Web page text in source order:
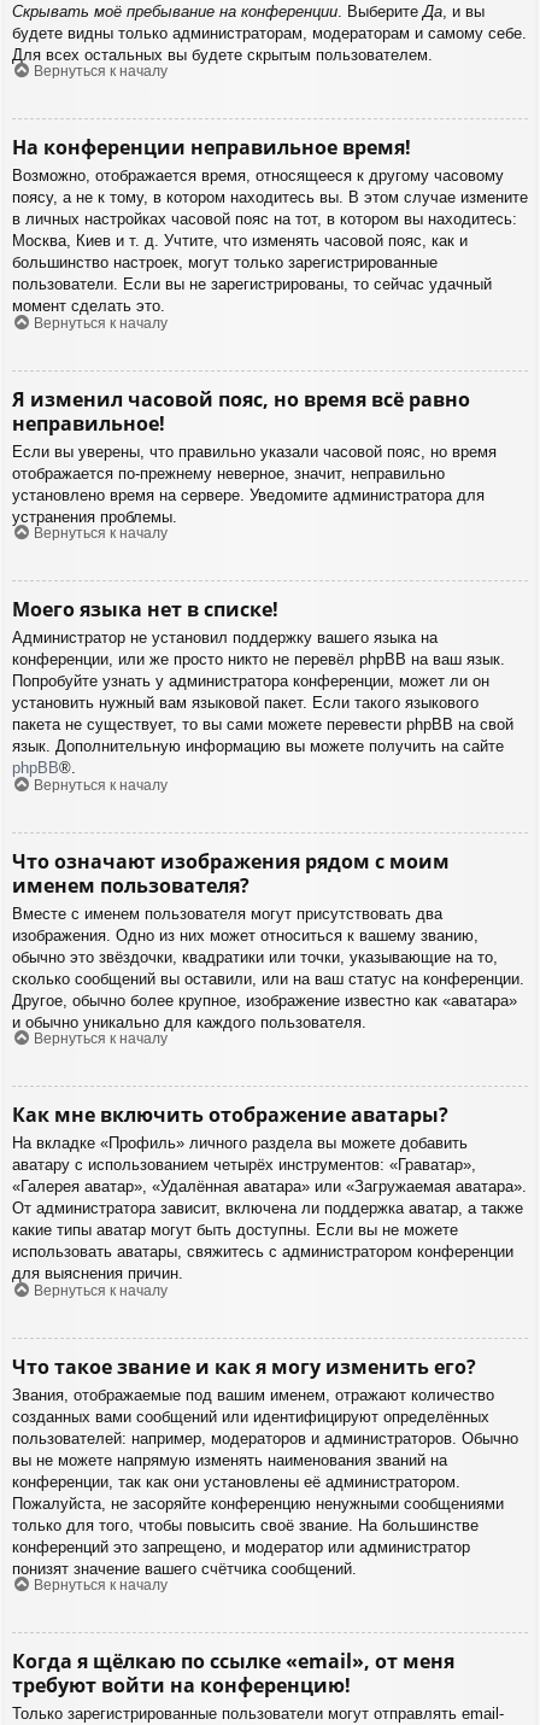
Скрывать моё пребывание на конференции . Выберите Да , и вы
будете видны только администраторам, модераторам и самому себе.
Для всех остальных вы будете скрытым пользователем.
Вернуться к началу
На конференции неправильное время!
Возможно, отображается время, относящееся к другому часовому
поясу, а не к тому, в котором находитесь вы. В этом случае измените
в личных настройках часовой пояс на тот, в котором вы находитесь:
Москва, Киев и т. д. Учтите, что изменять часовой пояс, как и
большинство настроек, могут только зарегистрированные
пользователи. Если вы не зарегистрированы, то сейчас удачный
момент сделать это.
Вернуться к началу
Я изменил часовой пояс, но время всё равно
неправильное!
Если вы уверены, что правильно указали часовой пояс, но время
отображается по-прежнему неверное, значит, неправильно
установлено время на сервере. Уведомите администратора для
устранения проблемы.
Вернуться к началу
Моего языка нет в списке!
Администратор не установил поддержку вашего языка на
конференции, или же просто никто не перевёл phpBB на ваш язык.
Попробуйте узнать у администратора конференции, может ли он
установить нужный вам языковой пакет. Если такого языкового
пакета не существует, то вы сами можете перевести phpBB на свой
язык. Дополнительную информацию вы можете получить на сайте
phpBB®.
Вернуться к началу
Что означают изображения рядом с моим
именем пользователя?
Вместе с именем пользователя могут присутствовать два
изображения. Одно из них может относиться к вашему званию,
обычно это звёздочки, квадратики или точки, указывающие на то,
сколько сообщений вы оставили, или на ваш статус на конференции.
Другое, обычно более крупное, изображение известно как «аватара»
и обычно уникально для каждого пользователя.
Вернуться к началу
Как мне включить отображение аватары?
На вкладке «Профиль» личного раздела вы можете добавить
аватару с использованием четырёх инструментов: «Граватар»,
«Галерея аватар», «Удалённая аватара» или «Загружаемая аватара».
От администратора зависит, включена ли поддержка аватар, а также
какие типы аватар могут быть доступны. Если вы не можете
использовать аватары, свяжитесь с администратором конференции
для выяснения причин.
Вернуться к началу
Что такое звание и как я могу изменить его?
Звания, отображаемые под вашим именем, отражают количество
созданных вами сообщений или идентифицируют определённых
пользователей: например, модераторов и администраторов. Обычно
вы не можете напрямую изменять наименования званий на
конференции, так как они установлены её администратором.
Пожалуйста, не засоряйте конференцию ненужными сообщениями
только для того, чтобы повысить своё звание. На большинстве
конференций это запрещено, и модератор или администратор
понизят значение вашего счётчика сообщений.
Вернуться к началу
Когда я щёлкаю по ссылке «email», от меня
требуют войти на конференцию!
Только зарегистрированные пользователи могут отправлять email-